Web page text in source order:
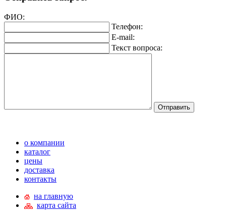
ФИО:
Телефон:
E-mail:
Текст вопроса:
о компании
каталог
цены
доставка
контакты
на главную
карта сайта